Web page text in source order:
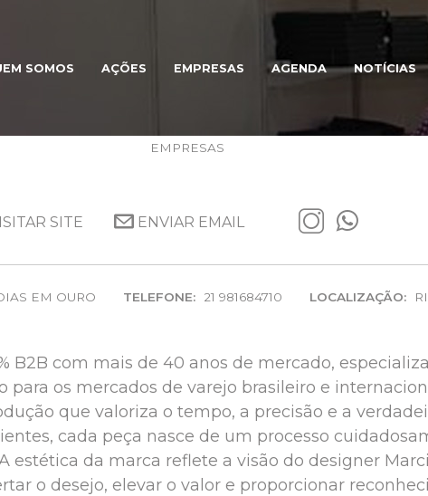
SOMOS AÇÕES EMPRESAS AGENDA NOTÍCIAS
EMPRESAS
SITE ENVIAR EMAIL
EM OURO TELEFONE: 21 981684710 LOCALIZAÇÃO:
B2B com mais de 40 anos de mercado,
os mercados de varejo brasileiro e
que valoriza o tempo, a precisão e a
cada peça nasce de um processo
estética da marca reflete a visão do designer
o desejo, elevar o valor e proporcionar